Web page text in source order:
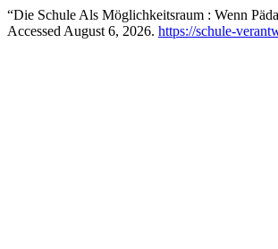
“Die Schule Als Möglichkeitsraum : Wenn
Accessed August 6, 2026. https://schule-